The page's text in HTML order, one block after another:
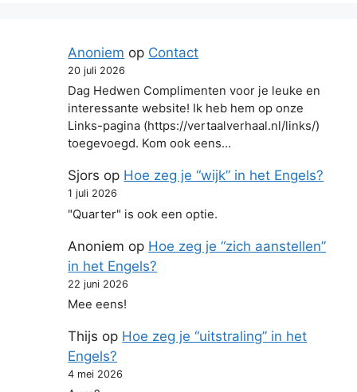
Anoniem op Contact
20 juli 2026
Dag Hedwen Complimenten voor je leuke en
interessante website! Ik heb hem op onze
Links-pagina (https://vertaalverhaal.nl/links/)
toegevoegd. Kom ook eens…
Sjors op Hoe zeg je “wijk” in het Engels?
1 juli 2026
"Quarter" is ook een optie.
Anoniem op Hoe zeg je “zich aanstellen”
in het Engels?
22 juni 2026
Mee eens!
Thijs op Hoe zeg je “uitstraling” in het
Engels?
4 mei 2026